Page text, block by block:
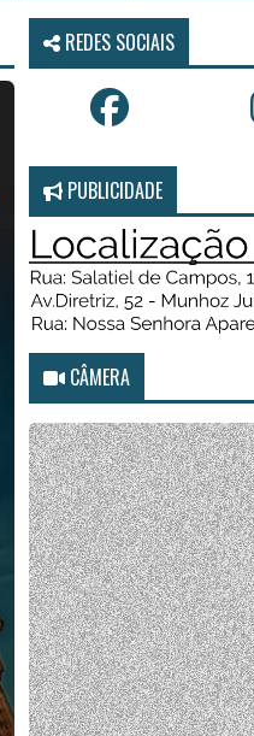
REDES SOCIAIS
PUBLICIDADE
CÂMERA